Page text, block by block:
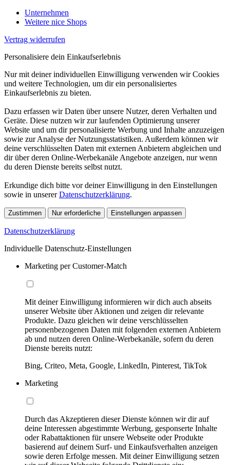
Unternehmen
Weitere nice Shops
Vertrag widerrufen
Personalisiere dein Einkaufserlebnis
Nur mit deiner individuellen Einwilligung verwenden wir Cookies
und weitere Technologien, um dir ein personalisiertes
Einkaufserlebnis zu bieten.
Dazu erfassen wir Daten über unsere Nutzer, deren Verhalten und
Geräte. Diese nutzen wir zur laufenden Optimierung unserer
Website und um dir personalisierte Werbung und Inhalte anzuzeigen
sowie zur Analyse der Nutzungsstatistiken. Außerdem können wir
deine verschlüsselten Daten mit externen Anbietern abgleichen und
dir über deren Online-Werbekanäle Angebote anzeigen, nur wenn
du deren Dienste bereits selbst nutzt.
Erkundige dich bitte vor deiner Einwilligung in den Einstellungen
sowie in unsererDatenschutzerklärung.
Zustimmen Nur erforderliche Einstellungen anpassen
Datenschutzerklärung
Individuelle Datenschutz-Einstellungen
Marketing per Customer-Match
Mit deiner Einwilligung informieren wir dich auch abseits
unserer Website über Aktionen und zeigen dir relevante
Produkte. Dazu gleichen wir deine verschlüsselten
personenbezogenen Daten mit folgenden externen Anbietern
ab und nutzen deren Online-Werbekanäle, sofern du deren
Dienste bereits nutzt:
Bing, Criteo, Meta, Google, LinkedIn, Pinterest, TikTok
Marketing
Durch das Akzeptieren dieser Dienste können wir dir auf
deine Interessen abgestimmte Werbung, gesponserte Inhalte
oder Rabattaktionen für unsere Webseite oder Produkte
basierend auf deinem Surf- und Einkaufsverhalten anzeigen
sowie deren Erfolge messen. Mit deiner Einwilligung setzen